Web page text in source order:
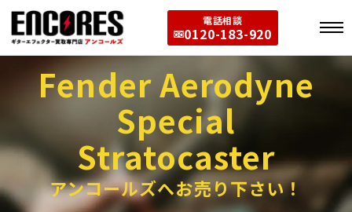
電話相談
0120-183-920
Fender Aerodyne
Special
Stratocaster
アンコールズへお売り下さい！